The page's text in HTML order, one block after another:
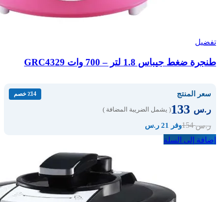
تفضيل
طنجرة ضغط جيباس 1.8 لتر – 700 وات GRC4329
سعر المنتج ٪14 خصم
ر.س ( يشمل الضريبة المضافة )
ر.س154 وفر 21 ر.س
إضافة إلى السلة